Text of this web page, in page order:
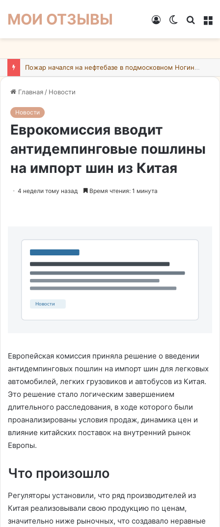
МОИ ОТЗЫВЫ
Switch
Войти
Пожар начался на нефтебазе в подмосковном Ногинске в результате атаки БПЛА ВСУ
Главная / Новости
Новости
Еврокомиссия вводит
антидемпинговые пошлины
на импорт шин из Китая
4 недели тому назад Время чтения: 1 минута
Европейская комиссия приняла решение о введении
антидемпинговых пошлин на импорт шин для легковых
автомобилей, легких грузовиков и автобусов из Китая.
Это решение стало логическим завершением
длительного расследования, в ходе которого были
проанализированы условия продаж, динамика цен и
влияние китайских поставок на внутренний рынок
Европы.
Что произошло
Регуляторы установили, что ряд производителей из
Китая реализовывали свою продукцию по ценам,
значительно ниже рыночных, что создавало неравные